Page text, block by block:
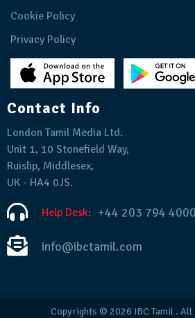
Cookie Policy
Privacy Policy
Contact Info
London Tamil Media Ltd.
Unit 1, 10 Stonefield Way,
Ruislip, Middlesex,
UK - HA4 0JS.
Help Desk: +44 203 794 4000
info@ibctamil.com
Copyrights © 2026 IBC Tamil. All